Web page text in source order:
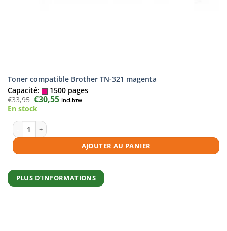
Toner compatible Brother TN-321 magenta
Capacité:
1500 pages
€33,95 Le
prix
initial
€33,95.
€30,55Le
prix
incl.btw
En stock
quantité de Toner compatible Brother TN-321 magenta
AJOUTER AU PANIER
PLUS D’INFORMATIONS